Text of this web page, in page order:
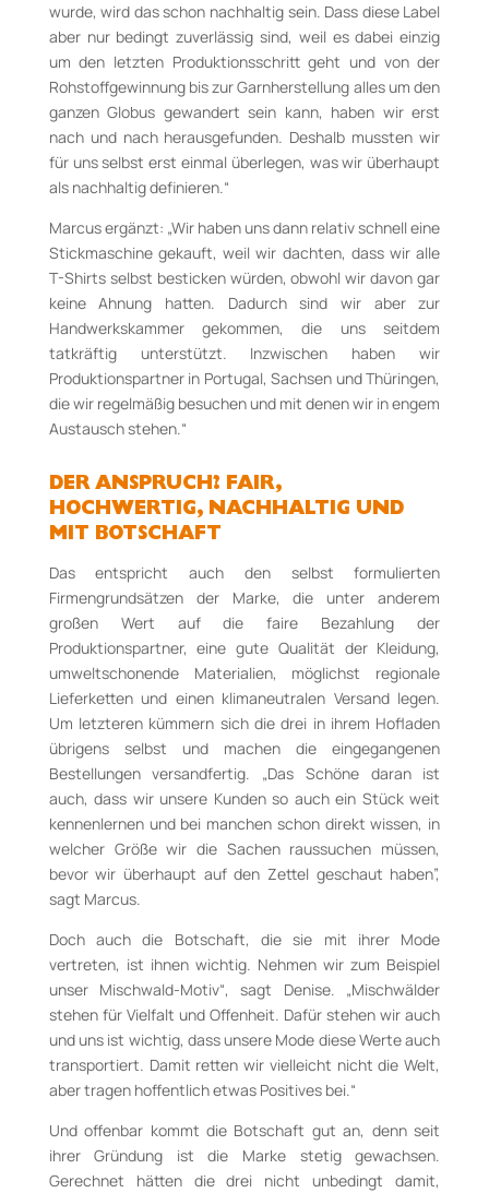
wurde, wird das schon nachhaltig sein. Dass diese Label
aber nur bedingt zuverlässig sind, weil es dabei einzig
um den letzten Produktionsschritt geht und von der
Rohstoffgewinnung bis zur Garnherstellung alles um den
ganzen Globus gewandert sein kann, haben wir erst
nach und nach herausgefunden. Deshalb mussten wir
für uns selbst erst einmal überlegen, was wir überhaupt
als nachhaltig definieren.“
Marcus ergänzt: „Wir haben uns dann relativ schnell eine
Stickmaschine gekauft, weil wir dachten, dass wir alle
T-Shirts selbst besticken würden, obwohl wir davon gar
keine Ahnung hatten. Dadurch sind wir aber zur
Handwerkskammer gekommen, die uns seitdem
tatkräftig unterstützt. Inzwischen haben wir
Produktionspartner in Portugal, Sachsen und Thüringen,
die wir regelmäßig besuchen und mit denen wir in engem
Austausch stehen.“
DER ANSPRUCH? FAIR,
HOCHWERTIG, NACHHALTIG UND
MIT BOTSCHAFT
Das entspricht auch den selbst formulierten
Firmengrundsätzen der Marke, die unter anderem
großen Wert auf die faire Bezahlung der
Produktionspartner, eine gute Qualität der Kleidung,
umweltschonende Materialien, möglichst regionale
Lieferketten und einen klimaneutralen Versand legen.
Um letzteren kümmern sich die drei in ihrem Hofladen
übrigens selbst und machen die eingegangenen
Bestellungen versandfertig. „Das Schöne daran ist
auch, dass wir unsere Kunden so auch ein Stück weit
kennenlernen und bei manchen schon direkt wissen, in
welcher Größe wir die Sachen raussuchen müssen,
bevor wir überhaupt auf den Zettel geschaut haben”,
sagt Marcus.
Doch auch die Botschaft, die sie mit ihrer Mode
vertreten, ist ihnen wichtig. Nehmen wir zum Beispiel
unser Mischwald-Motiv“, sagt Denise. „Mischwälder
stehen für Vielfalt und Offenheit. Dafür stehen wir auch
und uns ist wichtig, dass unsere Mode diese Werte auch
transportiert. Damit retten wir vielleicht nicht die Welt,
aber tragen hoffentlich etwas Positives bei.“
Und offenbar kommt die Botschaft gut an, denn seit
ihrer Gründung ist die Marke stetig gewachsen.
Gerechnet hätten die drei nicht unbedingt damit,